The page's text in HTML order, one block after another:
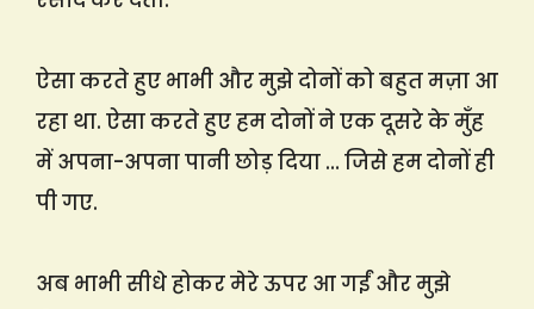
ऐसा करते हुए भाभी और मुझे दोनों को बहुत मज़ा आ
रहा था. ऐसा करते हुए हम दोनों ने एक दूसरे के मुँह
में अपना-अपना पानी छोड़ दिया … जिसे हम दोनों ही
पी गए.
अब भाभी सीधे होकर मेरे ऊपर आ गईं और मुझे